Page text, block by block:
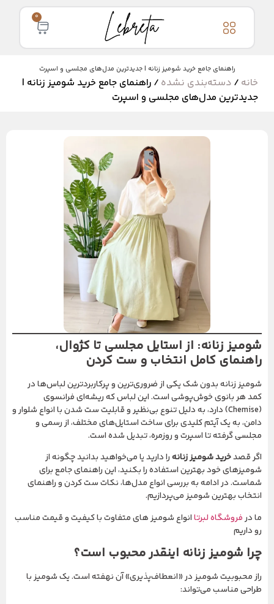
0
راهنمای جامع خرید شومیز زنانه | جدیدترین مدل‌های مجلسی و اسپرت
خانه / دسته‌بندی نشده / راهنمای جامع خرید شومیز زنانه |
جدیدترین مدل‌های مجلسی و اسپرت
شومیز زنانه: از استایل مجلسی تا کژوال،
راهنمای کامل انتخاب و ست کردن
شومیز زنانه بدون شک یکی از ضروری‌ترین و پرکاربردترین لباس‌ها در
کمد هر بانوی خوش‌پوشی است. این لباس که ریشه‌ای فرانسوی
(Chemise) دارد، به دلیل تنوع بی‌نظیر و قابلیت ست شدن با انواع شلوار و
دامن، به یک آیتم کلیدی برای ساخت استایل‌های مختلف، از رسمی و
مجلسی گرفته تا اسپرت و روزمره، تبدیل شده است.
اگر قصدخرید شومیز زنانهرا دارید یا می‌خواهید بدانید چگونه از
شومیزهای خود بهترین استفاده را بکنید، این راهنمای جامع برای
شماست. در ادامه به بررسی انواع مدل‌ها، نکات ست کردن و راهنمای
انتخاب بهترین شومیز می‌پردازیم.
ما درفروشگاه لبرتاانواع شومیز های متفاوت با کیفیت و قیمت مناسب
رو داریم
چرا شومیز زنانه اینقدر محبوب است؟
راز محبوبیت شومیز در «انعطاف‌پذیری» آن نهفته است. یک شومیز با
طراحی مناسب می‌تواند: